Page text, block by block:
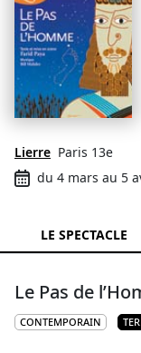
Lierre Paris 13e
du 4 mars au 5
LE SPECTACLE
Le Pas de
CONTEMPORAIN